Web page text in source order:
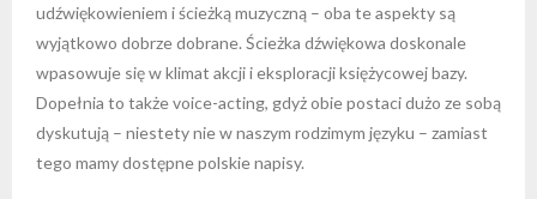
udźwiękowieniem i ścieżką muzyczną – oba te aspekty są
wyjątkowo dobrze dobrane. Ścieżka dźwiękowa doskonale
wpasowuje się w klimat akcji i eksploracji księżycowej bazy.
Dopełnia to także voice-acting, gdyż obie postaci dużo ze sobą
dyskutują – niestety nie w naszym rodzimym języku – zamiast
tego mamy dostępne polskie napisy.